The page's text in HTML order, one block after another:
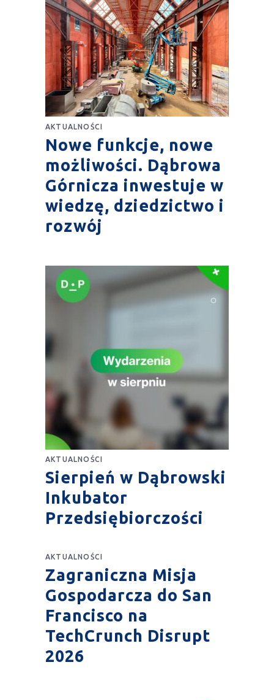
AKTUALNOŚCI
Nowe funkcje, nowe
możliwości. Dąbrowa
Górnicza inwestuje w
wiedzę, dziedzictwo i
rozwój
AKTUALNOŚCI
Sierpień w Dąbrowski
Inkubator
Przedsiębiorczości
AKTUALNOŚCI
Zagraniczna Misja
Gospodarcza do San
Francisco na
TechCrunch Disrupt
2026